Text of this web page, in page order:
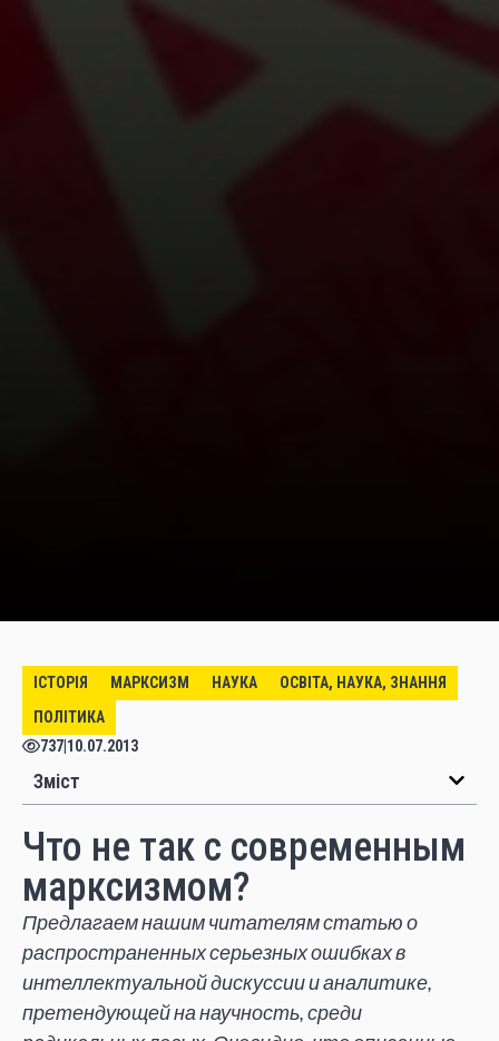
ІСТОРІЯ МАРКСИЗМ НАУКА
ОСВІТА, НАУКА, ЗНАННЯ
ПОЛІТИКА
737 10.07.2013
Зміст
Что не так с современным
марксизмом?
Предлагаем нашим читателям статью о
распространенных серьезных ошибках в
интеллектуальной дискуссии и аналитике,
претендующей на научность, среди